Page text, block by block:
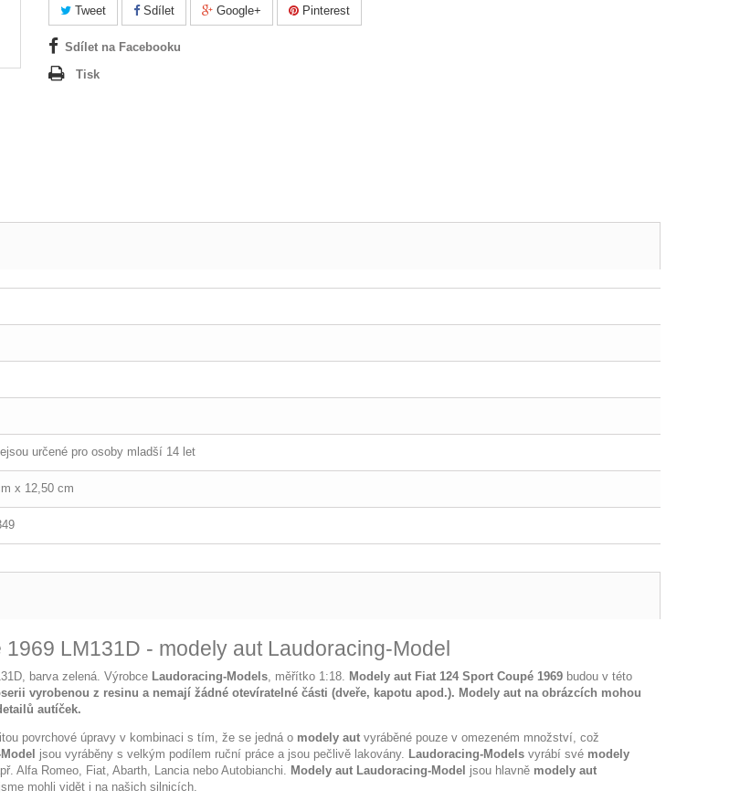
Tweet Sdílet Google+ Pinterest
Sdílet na Facebooku
Tisk
určené pro osoby mladší 14 let
x 12,50 cm
1969 LM131D - modely aut Laudoracing-Model
barva zelená. Výrobce Laudoracing-Models, měřítko 1:18. Modely aut Fiat 124 Sport Coupé 1969 budou v této
vyrobenou z resinu a nemají žádné otevíratelné části (dveře, kapotu apod.). Modely aut na obrázcích mohou
autíček.
povrchové úpravy v kombinaci s tím, že se jedná o modely aut vyráběné pouze v omezeném množství, což
jsou vyráběny s velkým podílem ruční práce a jsou pečlivě lakovány. Laudoracing-Models vyrábí své modely
Alfa Romeo, Fiat, Abarth, Lancia nebo Autobianchi. Modely aut Laudoracing-Model jsou hlavně modely aut
mohli vidět i na našich silnicích.